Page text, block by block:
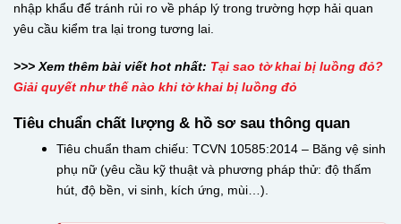
nhập khẩu để tránh rủi ro về pháp lý trong trường hợp hải quan
yêu cầu kiểm tra lại trong tương lai.
>>> Xem thêm bài viết hot nhất: Tại sao tờ khai bị luồng đỏ?
Giải quyết như thế nào khi tờ khai bị luồng đỏ
Tiêu chuẩn chất lượng & hồ sơ sau thông quan
Tiêu chuẩn tham chiếu: TCVN 10585:2014 – Băng vệ sinh
phụ nữ (yêu cầu kỹ thuật và phương pháp thử: độ thấm
hút, độ bền, vi sinh, kích ứng, mùi…).